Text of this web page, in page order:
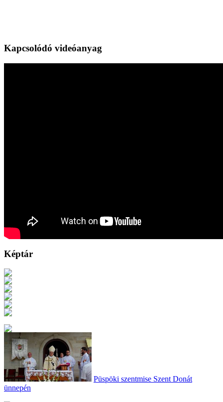
Kapcsolódó videóanyag
Képtár
Püspöki szentmise Szent Donát
ünnepén